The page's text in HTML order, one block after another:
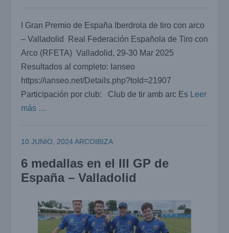
I Gran Premio de España Iberdrola de tiro con arco
– Valladolid Real Federación Española de Tiro con
Arco (RFETA) Valladolid, 29-30 Mar 2025
Resultados al completo: Ianseo
https://ianseo.net/Details.php?toId=21907
Participación por club: Club de tir amb arc Es Leer
más …
10 JUNIO, 2024ARCOIBIZA
6 medallas en el III GP de
España – Valladolid